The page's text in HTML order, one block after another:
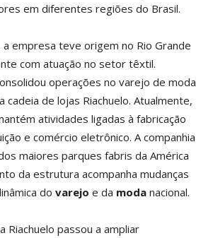
em diferentes regiões do Brasil.
a empresa teve origem no Rio Grande
com atuação no setor têxtil.
operações no varejo de moda
cadeia de lojas Riachuelo. Atualmente,
atividades ligadas à fabricação
e comércio eletrônico. A companhia
maiores parques fabris da América
da estrutura acompanha mudanças
do varejo e da moda nacional.
Riachuelo passou a ampliar